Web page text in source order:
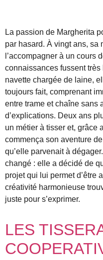
La passion de Margherita
par hasard. À vingt ans, sa
l’accompagner à un cours
connaissances fussent très
navette chargée de laine,
toujours fait, comprenant
entre trame et chaîne sans
d’explications. Deux ans
un métier à tisser et, grâce
commença son aventure
qu’elle parvenait à
changé : elle a décidé de
projet qui lui permet d’être
créativité harmonieuse
juste pour s’exprimer.
LES